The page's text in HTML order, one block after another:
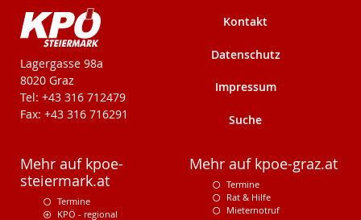
KPÖ-Steiermark
Lagergasse 98a
8020 Graz
Tel: +43 316 712479
Fax: +43 316 716291
Kontakt
Datenschutz
Impressum
Suche
Mehr auf kpoe-
steiermark.at
Termine
KPÖ - regional
Mehr auf kpoe-graz.at
Termine
Rat & Hilfe
Mieternotruf